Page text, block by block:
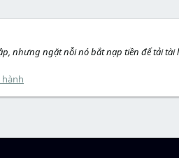
nhưng ngặt nỗi nó bắt nạp tiền để tải
hành